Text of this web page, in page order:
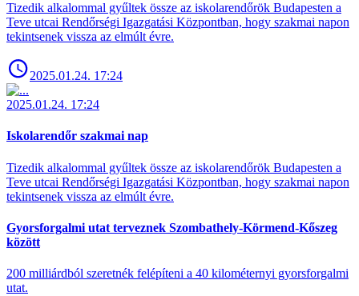
Tizedik alkalommal gyűltek össze az iskolarendőrök Budapesten a
Teve utcai Rendőrségi Igazgatási Központban, hogy szakmai napon
tekintsenek vissza az elmúlt évre.
2025.01.24. 17:24
2025.01.24. 17:24
Iskolarendőr szakmai nap
Tizedik alkalommal gyűltek össze az iskolarendőrök Budapesten a
Teve utcai Rendőrségi Igazgatási Központban, hogy szakmai napon
tekintsenek vissza az elmúlt évre.
Gyorsforgalmi utat terveznek Szombathely-Körmend-Kőszeg
között
200 milliárdból szeretnék felépíteni a 40 kilométernyi gyorsforgalmi
utat.